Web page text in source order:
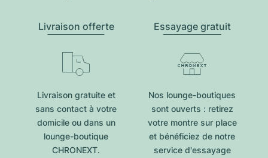
Livraison offerte
Livraison gratuite et
sans contact à votre
domicile ou dans un
lounge-boutique
CHRONEXT.
Essayage gratuit
Nos lounge-boutiques
sont ouverts : retirez
votre montre sur place
et bénéficiez de notre
service d'essayage